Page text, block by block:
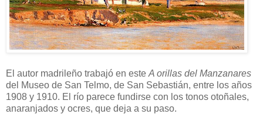
El autor madrileño trabajó en este A orillas del Manzanares
del Museo de San Telmo, de San Sebastián, entre los años
1908 y 1910. El río parece fundirse con los tonos otoñales,
anaranjados y ocres, que deja a su paso.